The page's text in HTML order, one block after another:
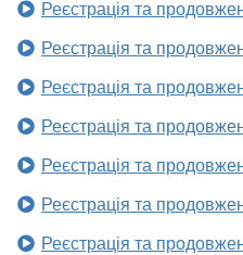
Реєстрація та
Реєстрація та
Реєстрація та
Реєстрація та
Реєстрація та
Реєстрація та
Реєстрація та